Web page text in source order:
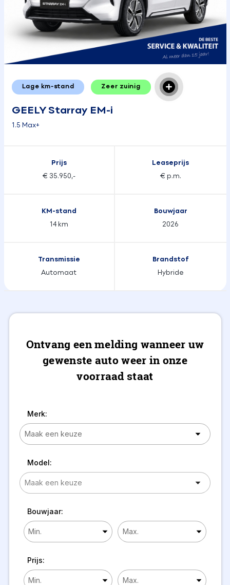
Lage km-stand Zeer zuinig
GEELY Starray EM-i
1.5 Max+
Prijs
€ 35.950,-
Leaseprijs
€ p.m.
KM-stand
14 km
Bouwjaar
2026
Transmissie
Automaat
Brandstof
Hybride
Ontvang een melding wanneer uw
gewenste auto weer in onze
voorraad staat
Merk:
Model:
Bouwjaar:
Prijs: